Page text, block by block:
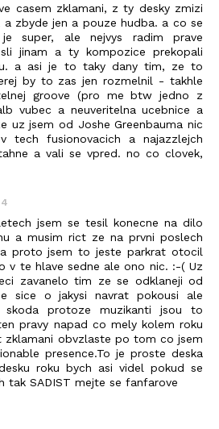
casem zklamani, z ty desky zmizi
zbyde jen a pouze hudba. a co se
super, ale nejvys radim prave
jinam a ty kompozice prekopali
a asi je to taky dany tim, ze to
by to zas jen rozmelnil - takhle
groove (pro me btw jedno z
vubec a neuveritelna ucebnice a
uz jsem od Joshe Greenbauma nic
tech fusionovacich a najazzlejch
a vali se vpred. no co clovek,
jsem se tesil konecne na dilo
a musim rict ze na prvni poslech
proto jsem to jeste parkrat otocil
v te hlave sedne ale ono nic. :-( Uz
zavanelo tim ze se odklaneji od
sice o jakysi navrat pokousi ale
skoda protoze muzikanti jsou to
pravy napad co mely kolem roku
zklamani obvzlaste po tom co jsem
presence.To je proste deska
roku bych asi videl pokud se
tak SADIST mejte se fanfarove